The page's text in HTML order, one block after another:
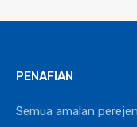
PENAFIAN
Semua amalan